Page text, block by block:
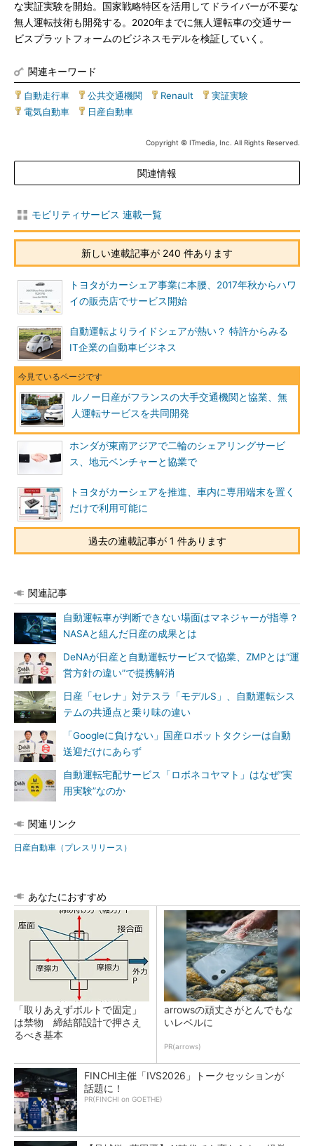
な実証実験を開始。国家戦略特区を活用してドライバーが不要な
無人運転技術も開発する。2020年までに無人運転車の交通サー
ビスプラットフォームのビジネスモデルを検証していく。
関連キーワード
自動走行車 公共交通機関 Renault 実証実験
電気自動車
日産自動車
Copyright © ITmedia, Inc. All Rights Reserved.
関連情報
モビリティサービス 連載一覧
新しい連載記事が 240 件あります
トヨタがカーシェア事業に本腰、2017年秋からハワ
イの販売店でサービス開始
自動運転よりライドシェアが熱い？ 特許からみる
IT企業の自動車ビジネス
ルノー日産がフランスの大手交通機関と協業、無
人運転サービスを共同開発
ホンダが東南アジアで二輪のシェアリングサービ
ス、地元ベンチャーと協業で
トヨタがカーシェアを推進、車内に専用端末を置く
だけで利用可能に
過去の連載記事が 1 件あります
関連記事
自動運転車が判断できない場面はマネジャーが指導？
NASAと組んだ日産の成果とは
DeNAが日産と自動運転サービスで協業、ZMPとは“運
営方針の違い”で提携解消
日産「セレナ」対テスラ「モデルS」、自動運転シス
テムの共通点と乗り味の違い
「Googleに負けない」国産ロボットタクシーは自動
送迎だけにあらず
自動運転宅配サービス「ロボネコヤマト」はなぜ“実
用実験”なのか
関連リンク
日産自動車（プレスリリース）
あなたにおすすめ
「取りあえずボルトで固定」
は禁物 締結部設計で押さえ
るべき基本
arrowsの頑丈さがとんでもな
いレベルに
PR(arrows)
FINCHI主催「IVS2026」トークセッションが
話題に！
PR(FINCHI on GOETHE)